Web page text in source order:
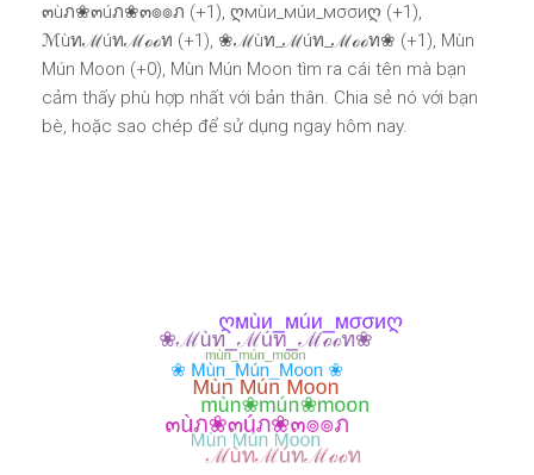
๓ùภ❀๓úภ❀๓๏๏ภ (+1), ღмùи_мúи_мσσиღ (+1),
ℳùทℳúทℳℴℴท (+1), ❀ℳùท_ℳúท_ℳℴℴท❀ (+1), Mùn
Mún Moon (+0), Mùn Mún Moon tìm ra cái tên mà bạn
cảm thấy phù hợp nhất với bản thân. Chia sẻ nó với bạn
bè, hoặc sao chép để sử dụng ngay hôm nay.